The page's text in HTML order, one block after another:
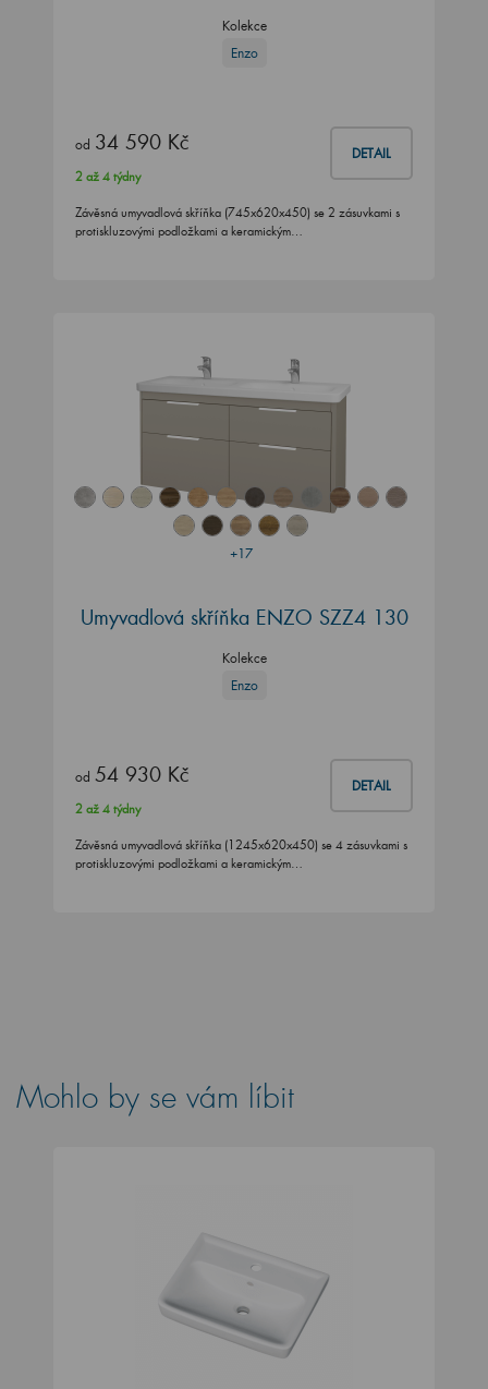
Kolekce
Enzo
od 34 590 Kč DETAIL
2 až 4 týdny
Závěsná umyvadlová skříňka (745x620x450) se 2 zásuvkami s
protiskluzovými podložkami a keramickým…
+17
Umyvadlová skříňka ENZO SZZ4 130
Kolekce
Enzo
od 54 930 Kč DETAIL
2 až 4 týdny
Závěsná umyvadlová skříňka (1245x620x450) se 4 zásuvkami s
protiskluzovými podložkami a keramickým…
Mohlo by se vám líbit